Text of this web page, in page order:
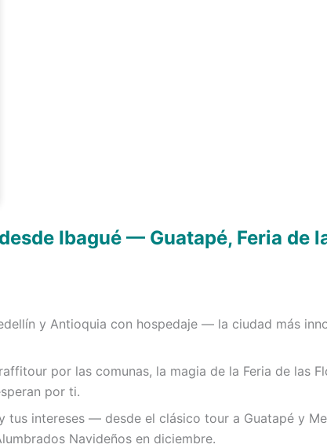
Ibagué — Guatapé, Feria de
y Antioquia con hospedaje — la ciudad más
por las comunas, la magia de la Feria de las
por ti.
tus intereses — desde el clásico tour a Guatapé y
Navideños en diciembre.